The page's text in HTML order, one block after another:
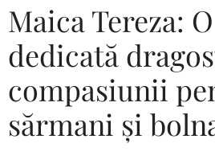
Maica Tereza:
dedicată
compasiunii
sărmani și